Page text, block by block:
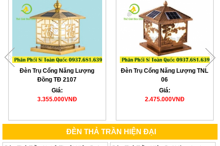
Đèn Trụ Cổng Năng Lượng
Đồng TĐ 2107
Giá:
3.355.000VNĐ
Đèn Trụ Cổng Năng Lượng TNL
06
Giá:
2.475.000VNĐ
ĐÈN THẢ TRẦN HIỆN ĐẠI